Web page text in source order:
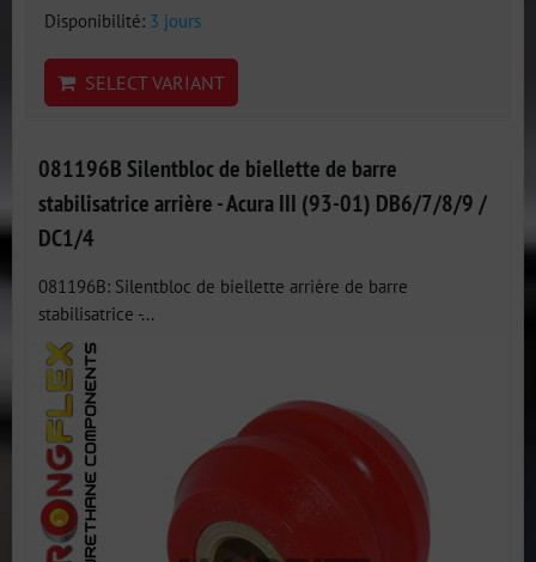
Disponibilité: 3 jours
SELECT VARIANT
081196B Silentbloc de biellette de barre
stabilisatrice arrière - Acura III (93-01) DB6/7/8/9 /
DC1/4
081196B: Silentbloc de biellette arrière de barre
stabilisatrice -...